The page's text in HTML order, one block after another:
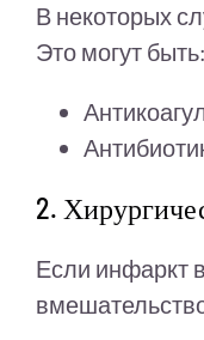
В некоторых
Это могут быть:
2.
Если инфаркт